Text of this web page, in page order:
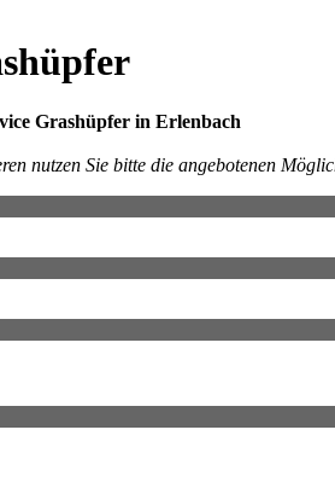
Grashüpfer in Erlenbach
nutzen Sie bitte die angebotenen